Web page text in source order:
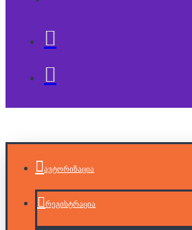
ავტორიზაცია
რეგისტრაცია